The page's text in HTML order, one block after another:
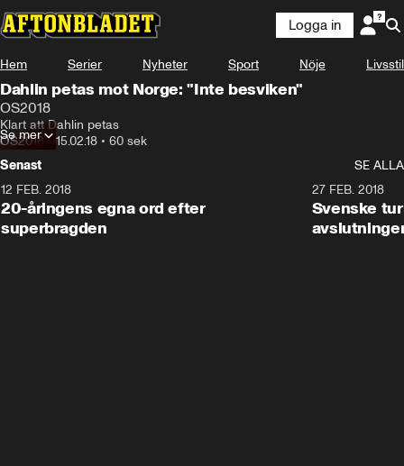
Logga in
Hem Serier Nyheter Sport Nöje Livsstil
Dahlin petas mot Norge: "Inte besviken"
OS2018
Klart att Dahlin petas
OS2018• 15.02.18 • 60 sek
Se mer
Senast
SE ALLA
12 FEB. 2018
20-åringens egna ord efter
superbragden
27 FEB. 2018
Svenske